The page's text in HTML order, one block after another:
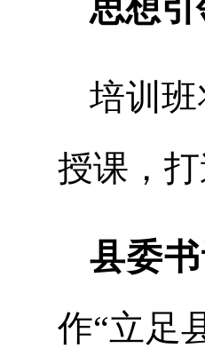
思想
培训
授课，
县委
作“立足